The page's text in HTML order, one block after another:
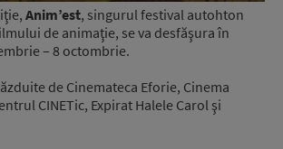
Anim’est, singurul festival autohton
de animaţie, se va desfăşura în
– 8 octombrie.
de Cinemateca Eforie, Cinema
CINETic, Expirat Halele Carol şi